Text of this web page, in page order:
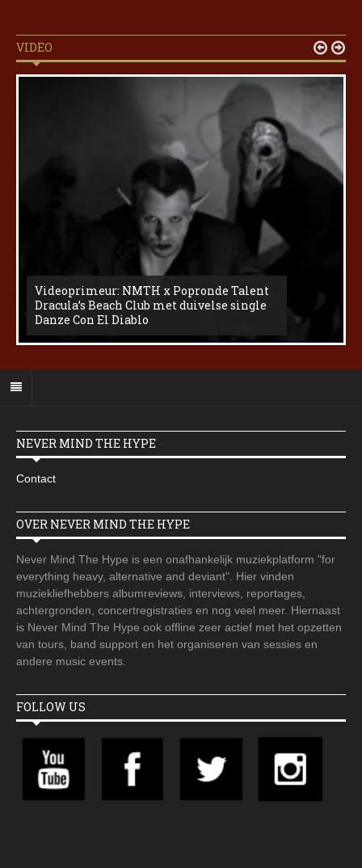
VIDEO
Videoprimeur: NMTH x Popronde Talent
Dracula’s Beach Club met duivelse single
Danze Con El Diablo
 
NEVER MIND THE HYPE
Contact
OVER NEVER MIND THE HYPE
Never Mind The Hype is een onafhankelijk muziekplatform "for
everything heavy, alternative and deviant". Hier vinden
muziekliefhebbers albumreviews, interviews, reportages,
achtergronden, concertregistraties en nog veel meer. Hiernaast
is Never Mind The Hype ook offline zeer actief met het opzetten
van tours, band support en het organiseren van sessies en
andere music events.
FOLLOW US